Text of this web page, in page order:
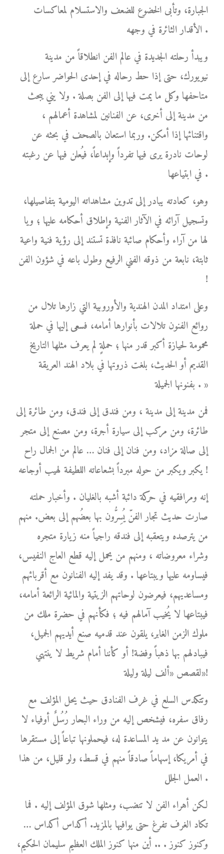
الجبارة، وتأبى الخضوع للضعف والاستسلام لمعاكسات
الأقدار الثائرة في وجهه .
ويبدأ رحلته الجديدة في عالم الفن انطلاقاً من مدينة
نيويورك، حتى إذا حط رحاله في إحدى الحواضر سارع إلى
متاحفها وكل ما يمت فيها إلى الفن بصلة . ولا يني يبحث
من مدينة إلى أخرى، عن الفنانين لمشاهدة أعمالهم ،
واقتنائها إذا أمكن. وربما استعان بالصحف في بحثه عن
لوحات نادرة يرى فيها تفرداً وإبداعاً، فيُعلن فيها عن رغبته
في ابتياعها .
وهو، كعادته يبادر إلى تدوين مشاهداته اليومية بتفاصيلها،
وتسجيل آرائه في الآثار الفنية وإطلاق أحكامه عليها ؛ ويا
لها من آراء وأحكام صائبة نافذة تستند إلى رؤية فنية واعية
ثابتة، نابعة من ذوقه الفني الرفيع وطول باعه في شؤون الفن
!
وعلى امتداد المدن الهندية والأوروبية التي زارها تلال من
روائع الفنون تلالات بأنوارها أمامه، فسعى إليها في حملة
محمومة لحيازة أكبر قدر منها ؛ حملةٍ لم يعرف مثلها التاريخ
القديم أو الحديث، بلغت ذروتها في بلاد الهند العريقة
بفنونها الجميلة . »
فمن مدينة إلى مدينة ، ومن فندق إلى فندق، ومن طائرة إلى
طائرة، ومن مركب إلى سيارة أجرة، ومن مصنع إلى متجر
إلى صالة مزاد، ومن فنان إلى فنان … عالم من الجمال راح
يكبر ويكبر من حوله مبرداً بشعاعاته اللطيفة لهيب أوجاعه !
إنه ومرافقيه في حركة دائبة أشبه بالغليان . وأخبار حملته
صارت حديث تجار الفنّ يُسِرُّون بها بعضُهم إلى بعض. منهم
من يترصده ويتعقبه إلى فندقه راجياً منه زيارة متجره
وشراء معروضاته ، ومنهم من يحمل إليه قطع العاج النفيس،
فيساومه عليها ويبتاعها . وقد يفد إليه الفنانون مع أقربائهم
ومساعديهم، فيعرضون لوحاتهم الزيتية والمائية الرائعة أمامه،
فيبتاعها لا يُخيب آمالهم فيه ؛ فكأنهم في حضرة ملك من
ملوك الزمن الغابر، يلقون عند قدميه صنع أيديهم الجميل،
فيبادلهم بها ذهباً وفضة! أو كأننا أمام شريط لا ينتهي
لقصص «ألف ليلة وليلة»!
وتتكدس السلع في غرف الفنادق حيث يحل المؤلف مع
رفاق سفره، فيشخص إليه من وراء البحار رُسُلٌ أوفياء لا
يتوانون عن مد يد المساعدة له، فيحملونها تباعاً إلى مستقرها
في أمريكا، إسهاماً صادقاً منهم في قسط، ولو قليل، من هذا
العمل الجلل .
لكن أهراء الفن لا تنضب، ومثلها شوق المؤلف إليه . فما
تكاد الغرف تفرغ حتى يوافيها بالمزيد. أكداس أكداس …
وكنوز كنوز . .. أين منها كنوز الملك العظيم سليمان الحكيم،